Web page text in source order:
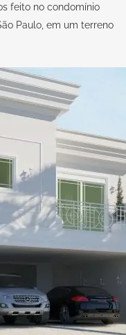
feito no condomínio
Paulo, em um terreno